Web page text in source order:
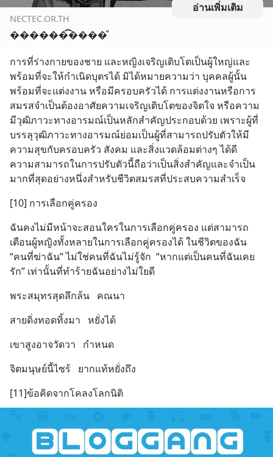
อ่านเพิ่มเติม
NECTEC.OR.TH
������͡����ͧ
การที่ร่างกายของชาย และหญิงเจริญเติบโตเป็นผู้ใหญ่และ
พร้อมที่จะให้กำเนิดบุตรได้ มิได้หมายความว่า บุคคลผู้นั้น
พร้อมที่จะแต่งงาน หรือมีครอบครัวได้ การแต่งงานหรือการ
สมรสจำเป็นต้องอาศัยความเจริญเติบโตของจิตใจ หรือความ
มีวุฒิภาวะทางอารมณ์เป็นหลักสำคัญประกอบด้วย เพราะผู้ที่
บรรลุวุฒิภาวะทางอารมณ์ย่อมเป็นผู้ที่สามารถปรับตัวให้มี
ความสุขกับครอบครัว สังคม และสิ่งแวดล้อมต่างๆ ได้ดี
ความสามารถในการปรับตัวนี้ถือว่าเป็นสิ่งสำคัญและจำเป็น
มากที่สุดอย่างหนึ่งสำหรับชีวิตสมรสที่ประสบความสำเร็จ
[10] การเลือกคู่ครอง
ฉันคงไม่มีหน้าจะสอนใครในการเลือกคู่ครอง แต่สามารถ
เตือนผู้หญิงทั้งหลายในการเลือกคู่ครองได้ ในชีวิตของฉัน
“คนที่ฆ่าฉัน” ไม่ใช่คนที่ฉันไม่รู้จัก  “หากแต่เป็นคนที่ฉันเคย
รัก” เท่านั้นที่ทำร้ายฉันอย่างไม่ใยดี
พระสมุทรสุดลึกล้น   คณนา
สายดิ่งทอดทิ้งมา   หยั่งได้
เขาสูงอาจวัดวา   กำหนด
จิตมนุษย์นี้ไซร้   ยากแท้หยั่งถึง
[11]ข้อคิดจากโคลงโลกนิติ